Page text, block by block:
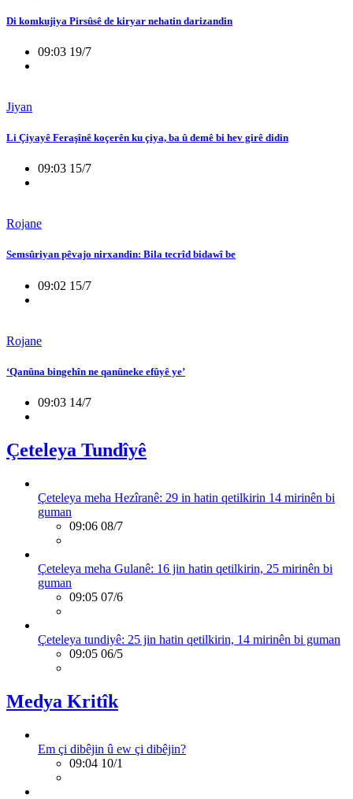
Di komkujiya Pirsûsê de kiryar nehatin darizandin
09:03 19/7
Jiyan
Li Çiyayê Feraşînê koçerên ku çiya, ba û demê bi hev girê didin
09:03 15/7
Rojane
Semsûriyan pêvajo nirxandin: Bila tecrîd bidawî be
09:02 15/7
Rojane
‘Qanûna bingehîn ne qanûneke efûyê ye’
09:03 14/7
Çeteleya Tundîyê
Çeteleya meha Hezîranê: 29 in hatin qetilkirin 14 mirinên bi
guman
09:06 08/7
Çeteleya meha Gulanê: 16 jin hatin qetilkirin, 25 mirinên bi
guman
09:05 07/6
Çeteleya tundiyê: 25 jin hatin qetilkirin, 14 mirinên bi guman
09:05 06/5
Medya Kritîk
Em çi dibêjin û ew çi dibêjin?
09:04 10/1